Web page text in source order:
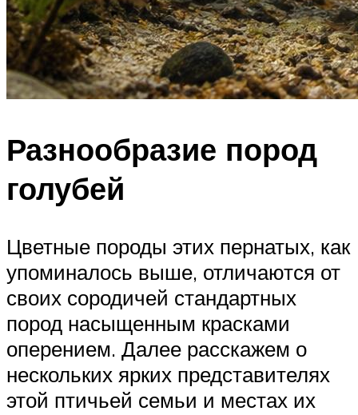
Разнообразие пород
голубей
Цветные породы этих пернатых, как
упоминалось выше, отличаются от
своих сородичей стандартных
пород насыщенным красками
оперением. Далее расскажем о
нескольких ярких представителях
этой птичьей семьи и местах их